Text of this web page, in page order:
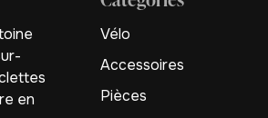
en
Vélo
Accessoires
Pièces